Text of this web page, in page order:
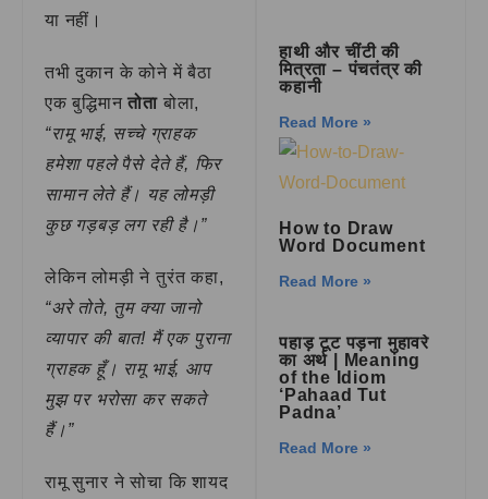
या नहीं।
तभी दुकान के कोने में बैठा
एक बुद्धिमानतोता बोला,
“रामू भाई, सच्चे ग्राहक
हमेशा पहले पैसे देते हैं, फिर
सामान लेते हैं। यह लोमड़ी
कुछ गड़बड़ लग रही है।”
लेकिन लोमड़ी ने तुरंत कहा,
“अरे तोते, तुम क्या जानो
व्यापार की बात! मैं एक पुराना
ग्राहक हूँ। रामू भाई, आप
मुझ पर भरोसा कर सकते
हैं।”
रामू सुनार ने सोचा कि शायद
हाथी और चींटी की
मित्रता – पंचतंत्र की
कहानी
Read More »
How to Draw
Word Document
Read More »
पहाड़ टूट पड़ना मुहावरे
का अर्थ | Meaning
of the Idiom
‘Pahaad Tut
Padna’
Read More »